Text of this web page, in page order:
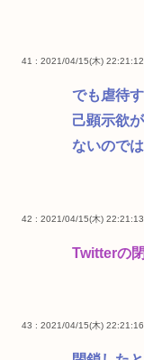
41 : 2021/04/15(木)
でも虐待
己顕示欲
ないので
42 : 2021/04/15(木)
Twitterの
43 : 2021/04/15(木)